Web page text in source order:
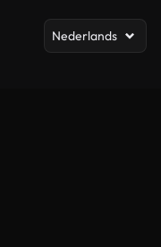
Nederlands